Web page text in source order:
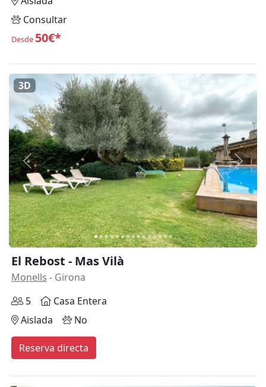
Consultar
Desde 50€*
Anterior
3D
El Rebost - Mas Vilà
Monells - Girona
5
Casa Entera
Aislada
No
Reserva directa